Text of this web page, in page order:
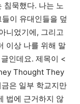
침묵했다. 나는 노
이 유대인들을 덮
니었기에, 그리고
이상 나를 위해 말
인데요. 제목이 <
Thought They
은 일부 학교지만
법에 근거하지 않